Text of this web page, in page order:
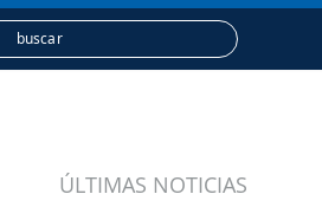
Suscripción
ÚLTIMAS NOTICIAS